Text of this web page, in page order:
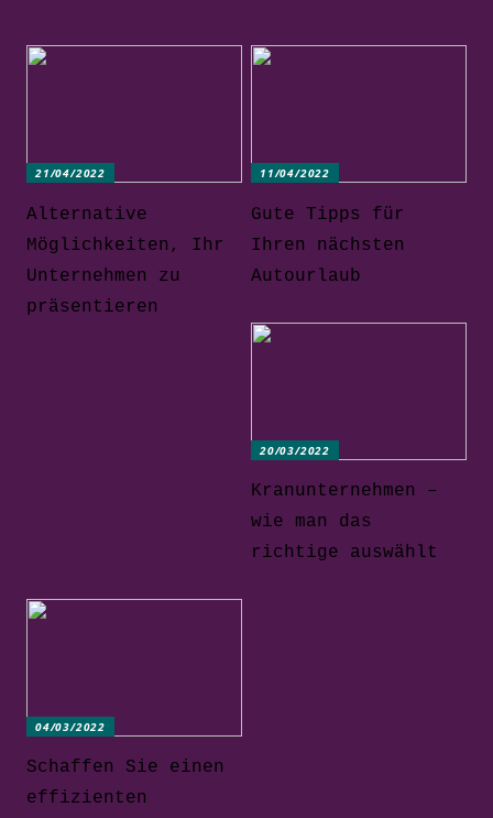
21/04/2022
Alternative
Möglichkeiten, Ihr
Unternehmen zu
präsentieren
11/04/2022
Gute Tipps für
Ihren nächsten
Autourlaub
20/03/2022
Kranunternehmen –
wie man das
richtige auswählt
04/03/2022
Schaffen Sie einen
effizienten